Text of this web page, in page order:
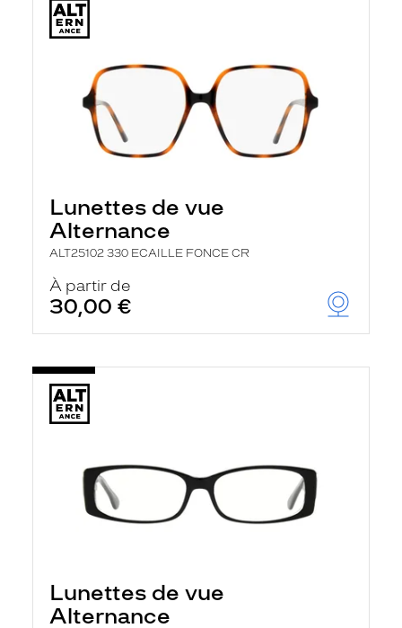
Lunettes de vue
Alternance
ALT25102 330 ECAILLE FONCE CR
À partir de
30,00 €
Lunettes de vue
Alternance